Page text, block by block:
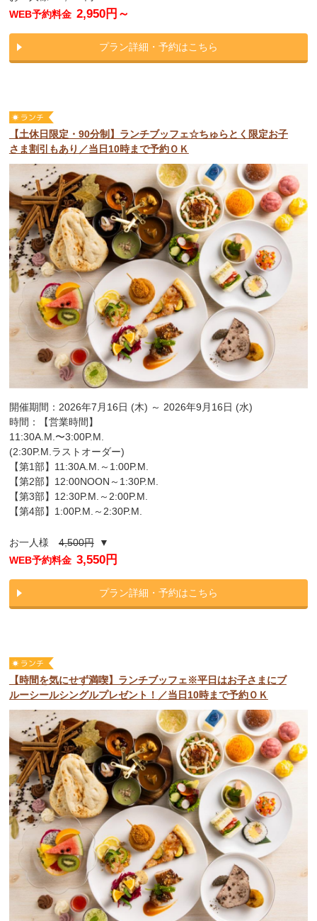
WEB予約料金 2,950円～
プラン詳細・予約はこちら
【土休日限定・90分制】ランチブッフェ☆ちゅらとく限定お子
さま割引もあり／当日10時まで予約ＯＫ
開催期間：2026年7月16日 (木) ～ 2026年9月16日 (水)
時間：【営業時間】
11:30A.M.〜3:00P.M.
(2:30P.M.ラストオーダー)
【第1部】11:30A.M.～1:00P.M.
【第2部】12:00NOON～1:30P.M.
【第3部】12:30P.M.～2:00P.M.
【第4部】1:00P.M.～2:30P.M.
お一人様4,500円▼
WEB予約料金 3,550円
プラン詳細・予約はこちら
【時間を気にせず満喫】ランチブッフェ※平日はお子さまにブ
ルーシールシングルプレゼント！／当日10時まで予約ＯＫ